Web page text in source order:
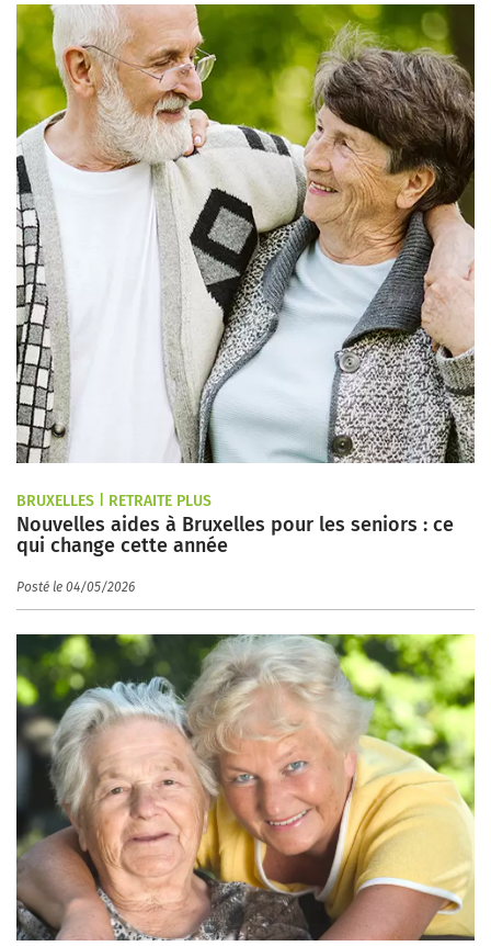
BRUXELLES | RETRAITE PLUS
Nouvelles aides à Bruxelles pour les seniors : ce
qui change cette année
Posté le 04/05/2026